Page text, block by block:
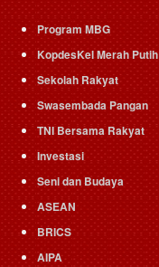
Program MBG
KopdesKel Merah Putih
Sekolah Rakyat
Swasembada Pangan
TNI Bersama Rakyat
Investasi
Seni dan Budaya
ASEAN
BRICS
AIPA